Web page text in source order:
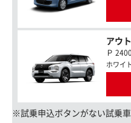
アウ
Ｐ
ホワイ
※試乗申込ボタンがない試乗